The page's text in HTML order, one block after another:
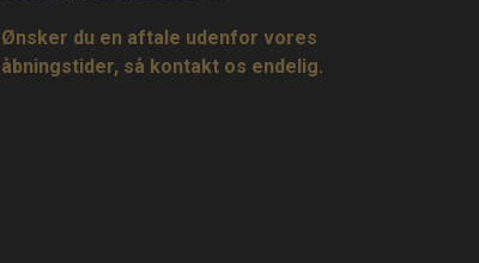
Ønsker du en aftale udenfor vores
åbningstider, så kontakt os endelig.